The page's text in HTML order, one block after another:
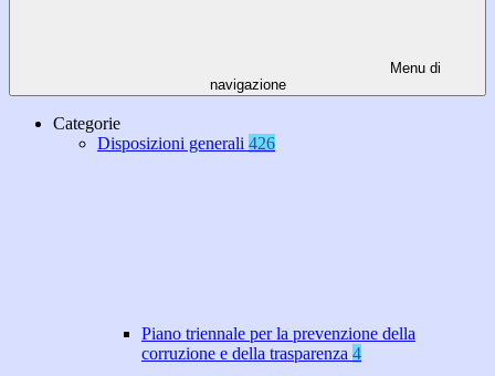
Menu di
navigazione
Categorie
Disposizioni generali 426
Piano triennale per la prevenzione della
corruzione e della trasparenza 4